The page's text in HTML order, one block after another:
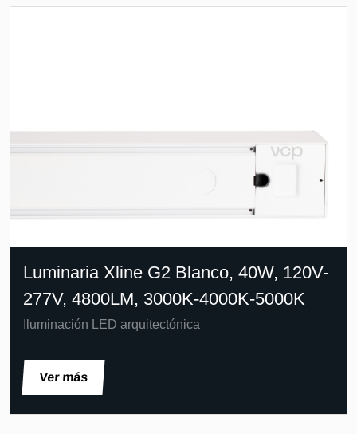
Luminaria Xline G2 Blanco, 40W, 120V-
277V, 4800LM, 3000K-4000K-5000K
Iluminación LED arquitectónica
Ver más